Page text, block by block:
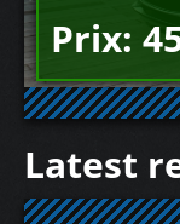
Prix:
Latest